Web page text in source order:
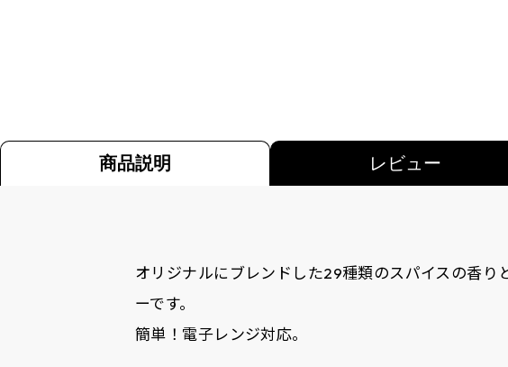
商品説明 レビュー
オリジナルにブレンドした29種類のスパイスの香
ーです。
簡単！電子レンジ対応。